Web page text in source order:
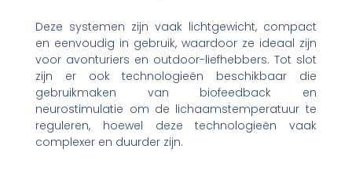
Deze systemen zijn vaak lichtgewicht, compact
en eenvoudig in gebruik, waardoor ze ideaal zijn
voor avonturiers en outdoor-liefhebbers. Tot slot
zijn er ook technologieën beschikbaar die
gebruikmaken van biofeedback en
neurostimulatie om de lichaamstemperatuur te
reguleren, hoewel deze technologieën vaak
complexer en duurder zijn.